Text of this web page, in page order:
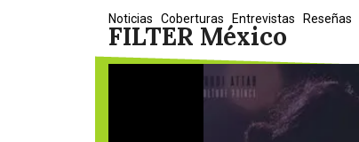
FILTER México
Noticias Coberturas Entrevistas Reseñas